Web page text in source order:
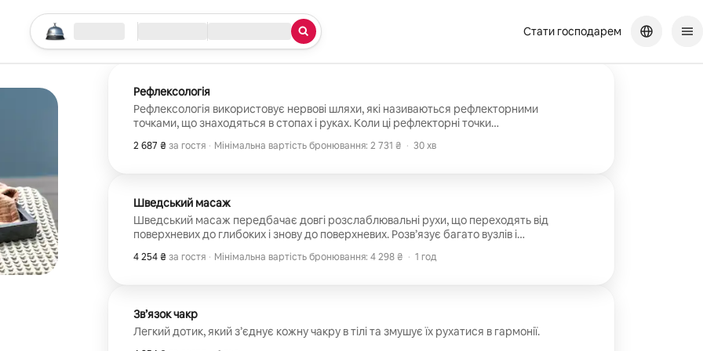
Почніть пошук
Розташування Прибуття / Виїзд Стати господарем
Рефлексологія
Рефлексологія використовує нервові шляхи, які називаються рефлекторними
точками, що знаходяться в стопах і руках. Коли ці рефлекторні точки
існування, гомеостазу. Ці точки знімають напругу, покращують кровообіг і
2 687 ₴ за гостя
2 687 ₴ за гостя · Мінімальна вартість бронювання: 2 731 ₴
, · 30 хв
Шведський масаж
Шведський масаж передбачає довгі розслаблювальні рухи, що переходять від
поверхневих до глибоких і знову до поверхневих. Розв’язує багато вузлів і
систему. Допомагає покращити обмін речовин, імунну відповідь та процес
4 254 ₴ за гостя
4 254 ₴ за гостя · Мінімальна вартість бронювання: 4 298 ₴
, · 1 год
Зв’язок чакр
Легкий дотик, який з’єднує кожну чакру в тілі та змушує їх рухатися в гармонії.